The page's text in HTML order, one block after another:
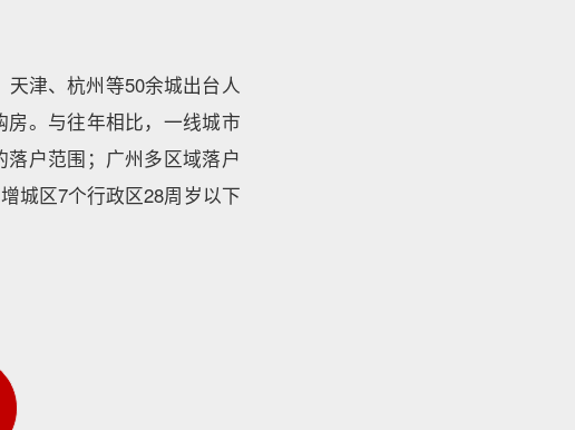
津、杭州等50余城出台人
。与往年相比，一线城市
户范围；广州多区域落户
城区7个行政区28周岁以下